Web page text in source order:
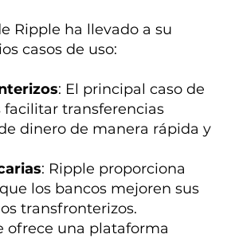
Ripple ha llevado a su
casos de uso:
: El principal caso de
facilitar transferencias
dinero de manera rápida y
: Ripple proporciona
los bancos mejoren sus
transfronterizos.
ofrece una plataforma